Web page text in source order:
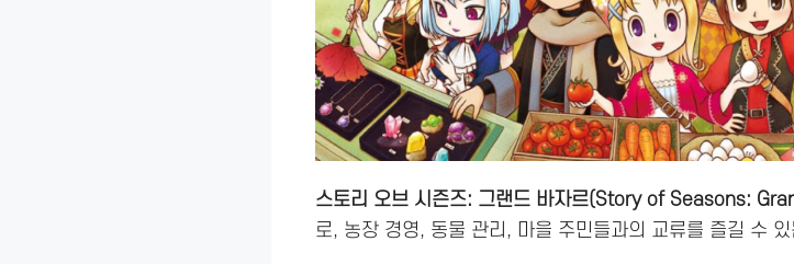
스토리 오브 시즌즈: 그랜드 바자르(Story of Seasons:
로, 농장 경영, 동물 관리, 마을 주민들과의 교류를 즐길 수